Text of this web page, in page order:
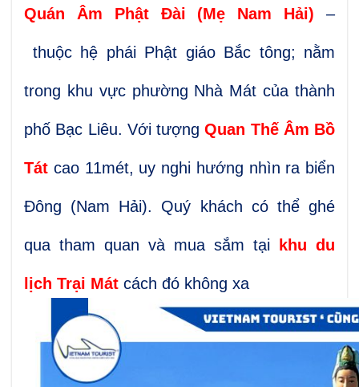
Quán Âm Phật Đài (Mẹ Nam Hải) –
thuộc hệ phái Phật giáo Bắc tông; nằm
trong khu vực phường Nhà Mát của thành
phố Bạc Liêu. Với tượng Quan Thế Âm Bồ
Tát cao 11mét, uy nghi hướng nhìn ra biển
Đông (Nam Hải). Quý khách có thể ghé
qua tham quan và mua sắm tại khu du
lịch Trại Mát cách đó không xa